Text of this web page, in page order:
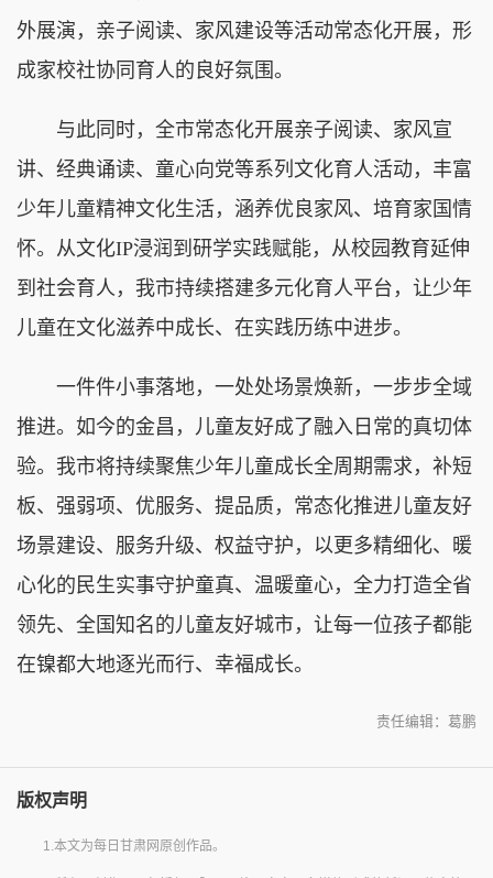
外展演，亲子阅读、家风建设等活动常态化开展，形
成家校社协同育人的良好氛围。
与此同时，全市常态化开展亲子阅读、家风宣
讲、经典诵读、童心向党等系列文化育人活动，丰富
少年儿童精神文化生活，涵养优良家风、培育家国情
怀。从文化IP浸润到研学实践赋能，从校园教育延伸
到社会育人，我市持续搭建多元化育人平台，让少年
儿童在文化滋养中成长、在实践历练中进步。
一件件小事落地，一处处场景焕新，一步步全域
推进。如今的金昌，儿童友好成了融入日常的真切体
验。我市将持续聚焦少年儿童成长全周期需求，补短
板、强弱项、优服务、提品质，常态化推进儿童友好
场景建设、服务升级、权益守护，以更多精细化、暖
心化的民生实事守护童真、温暖童心，全力打造全省
领先、全国知名的儿童友好城市，让每一位孩子都能
在镍都大地逐光而行、幸福成长。
责任编辑：葛鹏
版权声明
1.本文为每日甘肃网原创作品。